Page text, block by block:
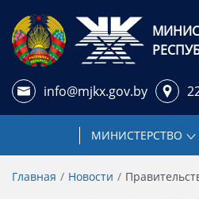
info@mjkx.gov.by
МИНИСТЕРСТВО
Главная Новости